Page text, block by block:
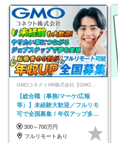
GMOコネクトHR株式会社【GMOインターネットグループ】
【総合職（事務/マーケ/広報
等）】未経験大歓迎／フルリモ
可で全国募集！年収アップ多数
★年休最大130日★
300～700万円
フルリモートあり